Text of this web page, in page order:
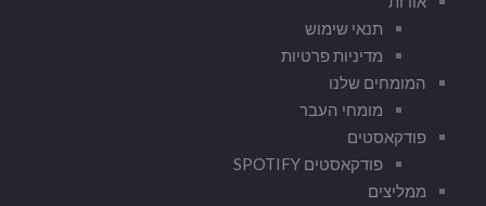
תנאי שימוש
מדיניות פרטיות
המומחים שלנו
מומחי העבר
פודקאסטים
פודקאסטים SPOTIFY
ממליצים